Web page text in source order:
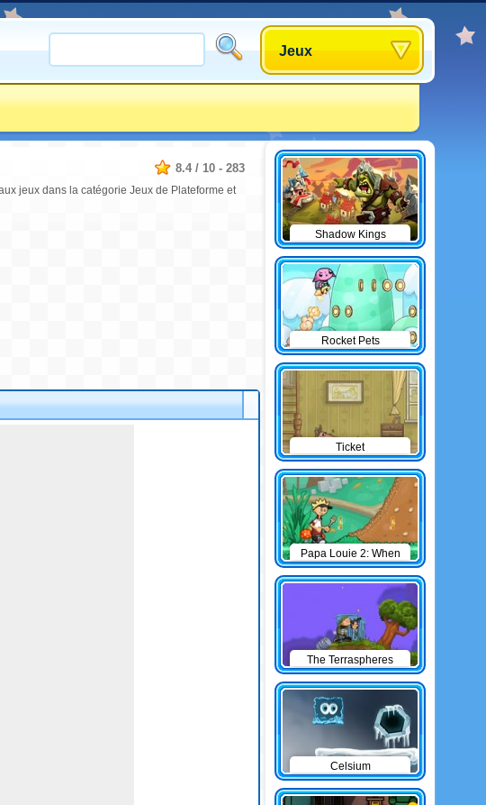
Jeux
8.4 / 10 - 283
jeux dans la catégorie Jeux de Plateforme et
Shadow Kings
Rocket Pets
Ticket
Papa Louie 2: When
Burgers Attack
The Terraspheres
Celsium